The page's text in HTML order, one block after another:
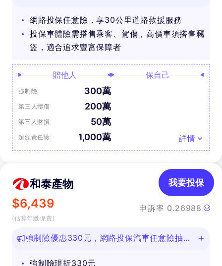
網路投保任意險，享30公里道路救援服務
投保車體險需搭售乘客、駕傷，高價車須搭售竊
盜，適合追求豐富保障者
賠他人
強制險 300萬
第三人體傷 200萬
第三人財損 50萬
超額責任險 1,000萬
保自己
詳情
和泰產物
$6,439
(估算年繳保費)
申訴率 0.26988
我要投保
強制險優惠330元，網路投保汽車任意險抽好
強制險現折330元